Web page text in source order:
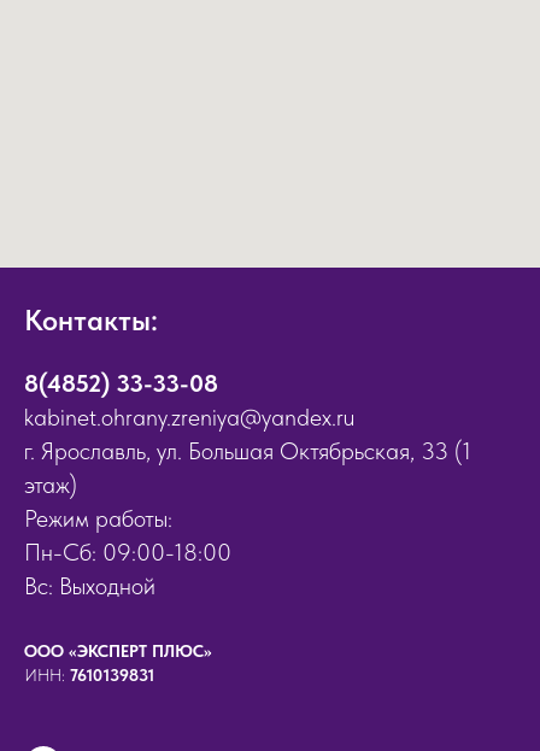
Контакты:
8(4852) 33-33-08
kabinet.ohrany.zreniya@yandex.ru
г. Ярославль, ул. Большая Октябрьская, 33 (1
этаж)
Режим работы:
Пн-Сб: 09:00-18:00
Вс: Выходной
ООО «ЭКСПЕРТ ПЛЮС»
ИНН: 7610139831